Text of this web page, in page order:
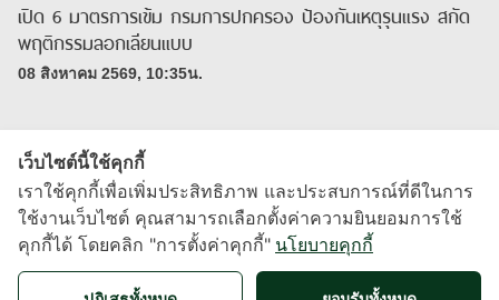
เปิด 6 มาตรการเข้ม กรมการปกครอง ป้องกันเหตุรุนแรง สกัด
พฤติกรรมลอกเลียนแบบ
08 สิงหาคม 2569, 10:35น.
เว็บไซต์นี้ใช้คุกกี้
เราใช้คุกกี้เพื่อเพิ่มประสิทธิภาพ และประสบการณ์ที่ดีในการ
ใช้งานเว็บไซต์ คุณสามารถเลือกตั้งค่าความยินยอมการใช้
คุกกี้ได้ โดยคลิก "การตั้งค่าคุกกี้" นโยบายคุกกี้